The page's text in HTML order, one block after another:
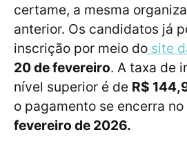
certame, a mesma
anterior. Os candidatos já
inscrição por meio do site
20 de fevereiro. A taxa de
nível superior é de R$
o pagamento se encerra no
fevereiro de 2026.